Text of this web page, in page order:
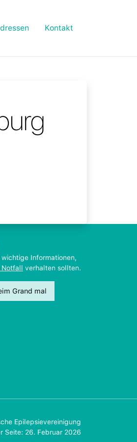
Kontakt
wichtige Informationen,
Notfall verhalten sollten.
Grand mal
Epilepsievereinigung
Seite: 26. Februar 2026